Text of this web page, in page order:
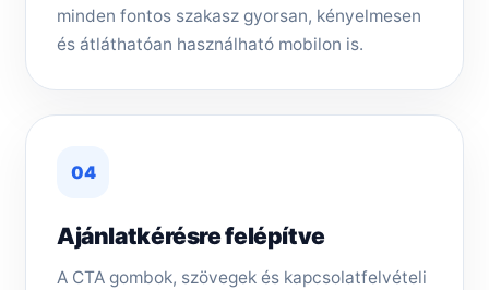
minden fontos szakasz gyorsan, kényelmesen
és átláthatóan használható mobilon is.
04
Ajánlatkérésre felépítve
A CTA gombok, szövegek és kapcsolatfelvételi